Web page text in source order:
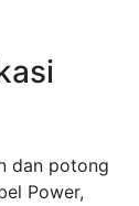
dan potong
Power,